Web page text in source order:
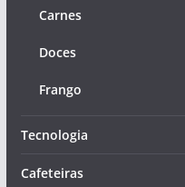
Carnes
Doces
Frango
Tecnologia
Cafeteiras